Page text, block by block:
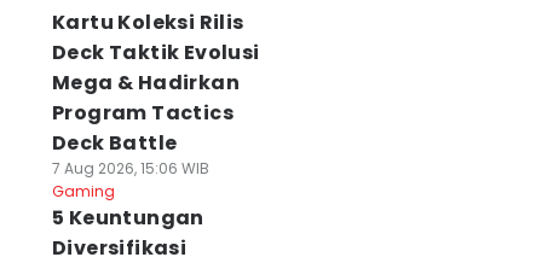
Kartu Koleksi Rilis
Deck Taktik Evolusi
Mega & Hadirkan
Program Tactics
Deck Battle
7 Aug 2026, 15:06 WIB
Gaming
5 Keuntungan
Diversifikasi